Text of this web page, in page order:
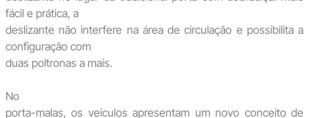
fácil e prática, a
deslizante não interfere na área de circulação e possibilita a
configuração com
duas poltronas a mais.
No
porta-malas, os veículos apresentam um novo conceito de